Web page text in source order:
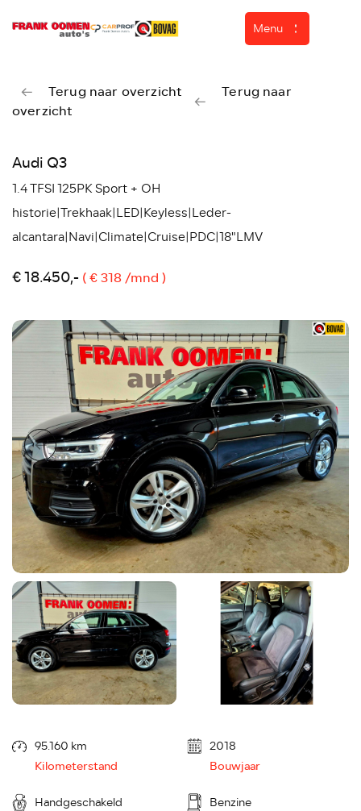
Menu
Home
Aanbod
Diensten
Over ons
Werkplaats
ASN Autoschade
Contact
Terug naar overzicht
Terug naar
overzicht
Audi Q3
1.4 TFSI 125PK Sport + OH
historie|Trekhaak|LED|Keyless|Leder-
alcantara|Navi|Climate|Cruise|PDC|18"LMV
€ 18.450,- ( € 318 /mnd )
95.160 km
Kilometerstand
2018
Bouwjaar
Handgeschakeld
Benzine